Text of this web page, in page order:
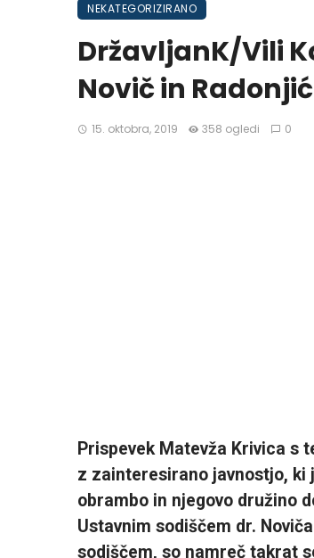
NEKATEGORIZIRANO
DržavljanK/Vili
Novič in Radonjić
15. oktobra, 2019 358 ogledi 0
Prispevek Matevža Krivica s
z zainteresirano javnostjo, ki
obrambo in njegovo družino
Ustavnim sodiščem dr.
sodiščem, so namreč takrat